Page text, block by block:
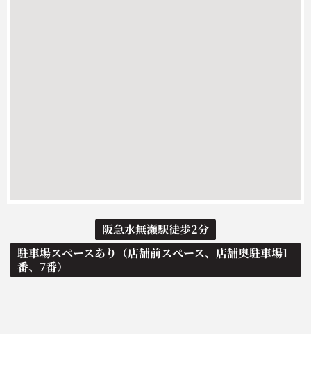
阪急水無瀬駅徒歩2分
駐車場スペースあり（店舗前スペース、店舗奥駐車場1
番、7番）